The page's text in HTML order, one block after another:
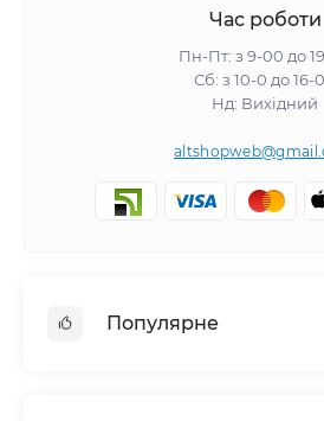
Час роботи
Пн-Пт: з 9-00 до
Сб: з 10-0 до 16-
Нд: Вихідний
Популярне